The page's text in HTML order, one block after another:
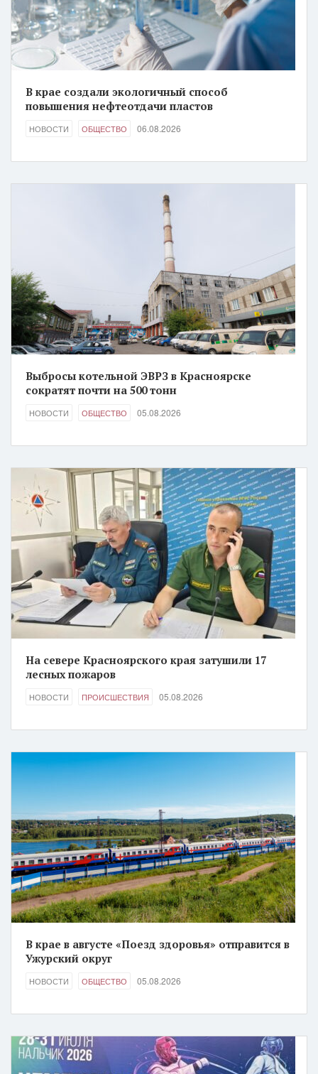
В крае создали экологичный способ
повышения нефтеотдачи пластов
НОВОСТИ ОБЩЕСТВО 06.08.2026
Выбросы котельной ЭВРЗ в Красноярске
сократят почти на 500 тонн
НОВОСТИ ОБЩЕСТВО 05.08.2026
На севере Красноярского края затушили 17
лесных пожаров
НОВОСТИ ПРОИСШЕСТВИЯ 05.08.2026
В крае в августе «Поезд здоровья» отправится в
Ужурский округ
НОВОСТИ ОБЩЕСТВО 05.08.2026